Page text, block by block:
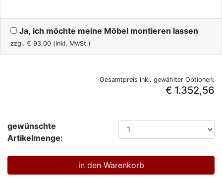
Ja, ich möchte meine Möbel montieren lassen
zzgl. € 93,00 (inkl. MwSt.)
Gesamtpreis inkl. gewählter Optionen:
€ 1.352,56
gewünschte
Artikelmenge: